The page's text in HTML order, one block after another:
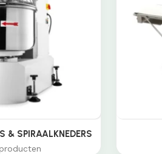
& SPIRAALKNEDERS